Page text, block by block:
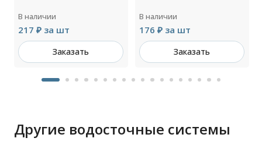
В наличии
217 ₽ за шт
Заказать
В наличии
176 ₽ за шт
Заказать
Другие водосточные системы